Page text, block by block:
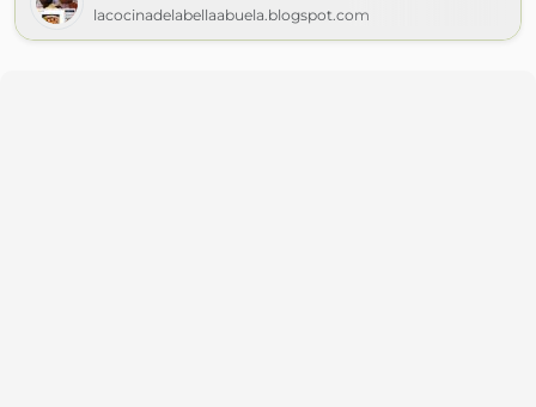
lacocinadelabellaabuela.blogspot.com